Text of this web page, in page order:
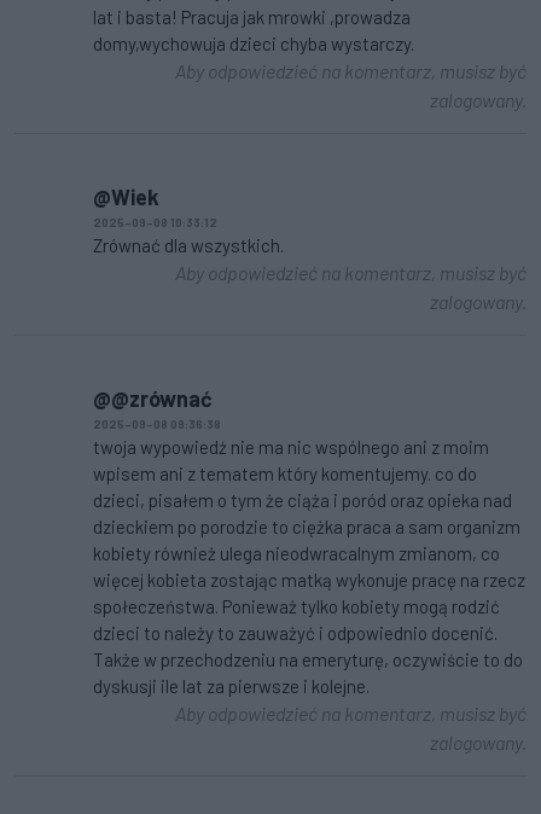
lat i basta! Pracuja jak mrowki ,prowadza
domy,wychowuja dzieci chyba wystarczy.
Aby odpowiedzieć na komentarz, musisz być
zalogowany.
@Wiek
2025-09-08 10:33:12
Zrównać dla wszystkich.
Aby odpowiedzieć na komentarz, musisz być
zalogowany.
@@zrównać
2025-09-08 09:36:38
twoja wypowiedź nie ma nic wspólnego ani z moim
wpisem ani z tematem który komentujemy. co do
dzieci, pisałem o tym że ciąża i poród oraz opieka nad
dzieckiem po porodzie to ciężka praca a sam organizm
kobiety również ulega nieodwracalnym zmianom, co
więcej kobieta zostając matką wykonuje pracę na rzecz
społeczeństwa. Ponieważ tylko kobiety mogą rodzić
dzieci to należy to zauważyć i odpowiednio docenić.
Także w przechodzeniu na emeryturę, oczywiście to do
dyskusji ile lat za pierwsze i kolejne.
Aby odpowiedzieć na komentarz, musisz być
zalogowany.